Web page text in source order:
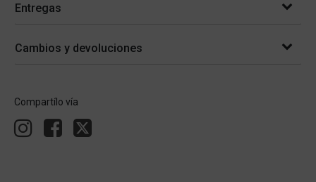
Entregas
Cambios y devoluciones
Compartílo vía